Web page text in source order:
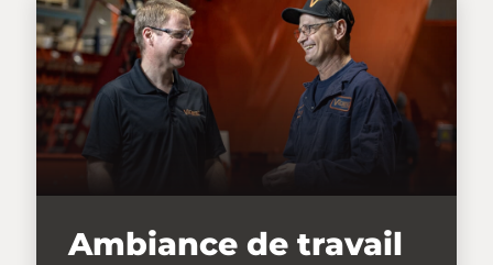
Ambiance de travail